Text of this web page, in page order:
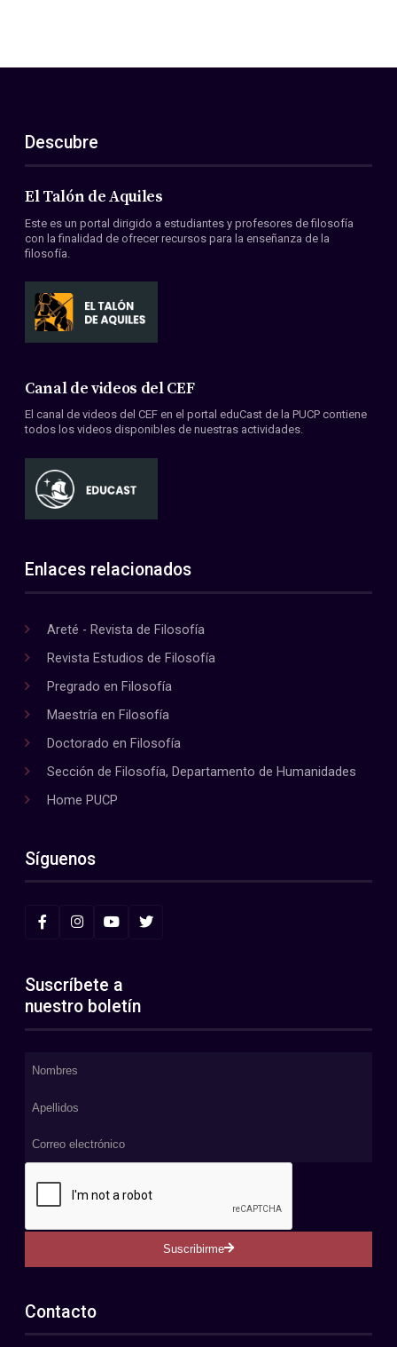
Descubre
El Talón de Aquiles
Este es un portal dirigido a estudiantes y profesores de filosofía
con la finalidad de ofrecer recursos para la enseñanza de la
filosofía.
Canal de videos del CEF
El canal de videos del CEF en el portal eduCast de la PUCP contiene
todos los videos disponibles de nuestras actividades.
Enlaces relacionados
Areté - Revista de Filosofía
Revista Estudios de Filosofía
Pregrado en Filosofía
Maestría en Filosofía
Doctorado en Filosofía
Sección de Filosofía, Departamento de Humanidades
Home PUCP
Síguenos
Suscríbete a
nuestro boletín
Suscribirme
Contacto